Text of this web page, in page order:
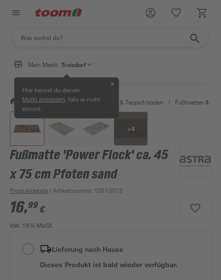
Mein Markt: Troisdorf
Hier kannst du deinen
Markt anpassen , falls er nicht
stimmt.
✕
/ Wohnen & Haushalt / Teppiche & Teppichböden / Fußmatten &
+4
Fußmatte 'Power Flock' ca. 45
x 75 cm Pfoten sand
Produktdetails | Artikelnummer: 10513513
16,99 €
inkl. 19% MwSt.
Lieferung nach Hause
Dieses Produkt ist bald wieder verfügbar.